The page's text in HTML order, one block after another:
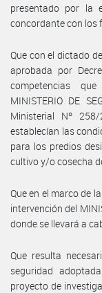
presentado por la
concordante con los
Que con el dictado
aprobada por
competencias
MINISTERIO DE
Ministerial Nº
establecían las
para los predios
cultivo y/o cosecha
Que en el marco de
intervención del
donde se llevará a
Que resulta
seguridad
proyecto de